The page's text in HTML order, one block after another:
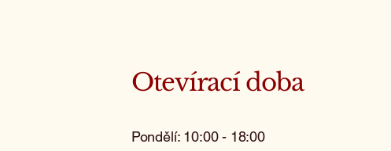
Otevírací doba
Pondělí: 10:00 - 18:00